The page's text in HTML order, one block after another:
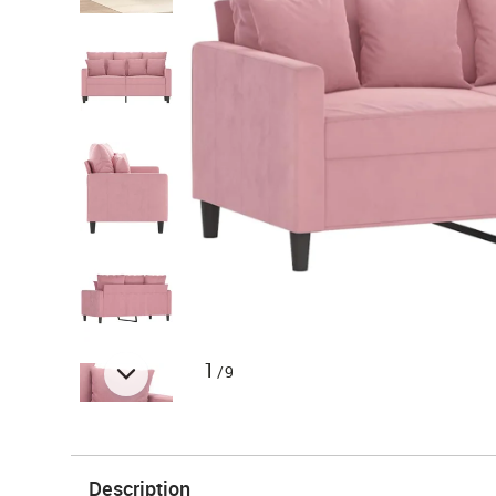
1 /9
Description